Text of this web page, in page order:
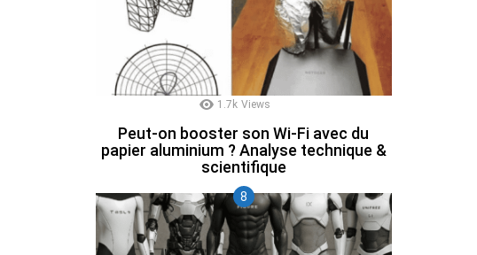
1.7k Views
Peut-on booster son Wi-Fi avec du
papier aluminium ? Analyse technique &
scientifique